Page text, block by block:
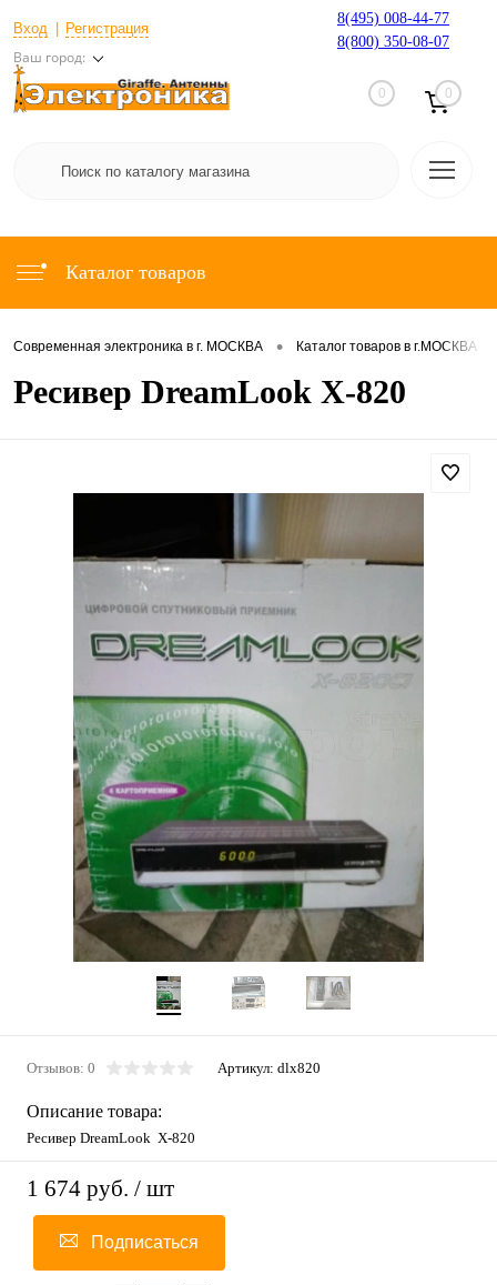
Вход Регистрация
Ваш город:
8(495) 008-44-77
8(800) 350-08-07
0 0
Каталог товаров
Современная электроника в г. МОСКВА • Каталог товаров в г.МОСКВА
Ресивер DreamLook X-820
Отзывов: 0 Артикул: dlx820
Описание товара:
Ресивер DreamLook X-820
1 674 руб. / шт
Подписаться